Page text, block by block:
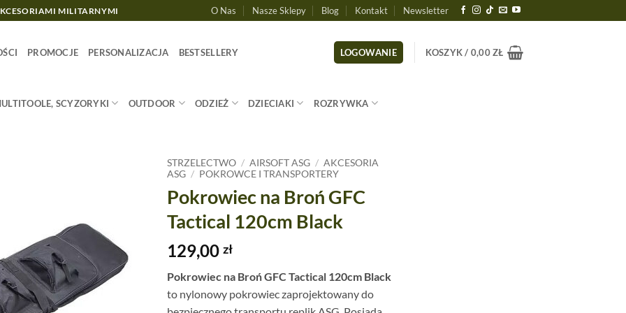
MILITARNYMI O Nas Nasze Sklepy Blog Kontakt Newsletter
PROMOCJE PERSONALIZACJA BESTSELLERY LOGOWANIE KOSZYK / 0,00ZŁ
SCYZORYKI OUTDOOR ODZIEŻ DZIECIAKI ROZRYWKA
STRZELECTWO / AIRSOFT ASG / AKCESORIA
ASG / POKROWCE I TRANSPORTERY
Pokrowiec na Broń GFC
Tactical 120cm Black
129,00 zł
Pokrowiec na Broń GFC Tactical 120cm Black
to nylonowy pokrowiec zaprojektowany do